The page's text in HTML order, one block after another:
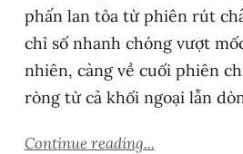
phấn lan tỏa từ phiên rút
chỉ số nhanh chóng vượt
nhiên, càng về cuối phiên
ròng từ cả khối ngoại lẫn
Continue reading...